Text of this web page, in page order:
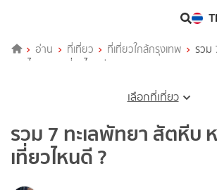
อ่าน ที่เที่ยว ที่เที่ยวใกล้กรุงเทพ
รวม
หาดไหนสวย เที่ยวไหนดี ?
เลือกที่เที่ยว
รวม 7 ทะเลพัทยา สัตหีบ
เที่ยวไหนดี ?